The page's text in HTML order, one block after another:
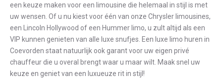
een keuze maken voor een limousine die helemaal in stijl is met
uw wensen. Of u nu kiest voor één van onze Chrysler limousines,
een Lincoln Hollywood of een Hummer limo, u zult altijd als een
VIP kunnen genieten van alle luxe snufjes. Een luxe limo huren in
Coevorden staat natuurlijk ook garant voor uw eigen privé
chauffeur die u overal brengt waar u maar wilt. Maak snel uw
keuze en geniet van een luxueuze rit in stijl!